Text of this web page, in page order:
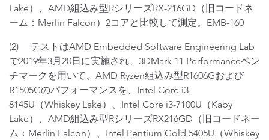
Lake）、AMD組込み型RシリーズRX-216GD（旧コードネ
ーム：Merlin Falcon）2コアと比較して測定。EMB-160
(2) テストはAMD Embedded Software Engineering Lab
で2019年3月20日に実施され、3DMark 11 Performanceベン
チマークを用いて、AMD Ryzen組込み型R1606Gおよび
R1505Gのパフォーマンスを、Intel Core i3-
8145U（Whiskey Lake）、Intel Core i3-7100U（Kaby
Lake）、AMD組込み型RシリーズRX216GD（旧コードネー
ム：Merlin Falcon）、Intel Pentium Gold 5405U（Whiskey